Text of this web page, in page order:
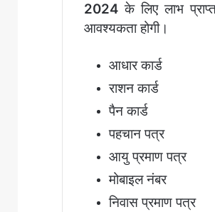
2024 के लिए लाभ
आवश्यकता होगी।
आधार कार्ड
राशन कार्ड
पैन कार्ड
पहचान पत्र
आयु प्रमाण पत्र
मोबाइल नंबर
निवास प्रमाण पत्र